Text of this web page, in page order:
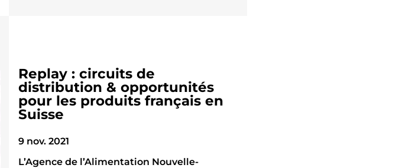
Replay : circuits de
distribution & opportunités
pour les produits français en
Suisse
9 nov. 2021
L’Agence de l’Alimentation Nouvelle-